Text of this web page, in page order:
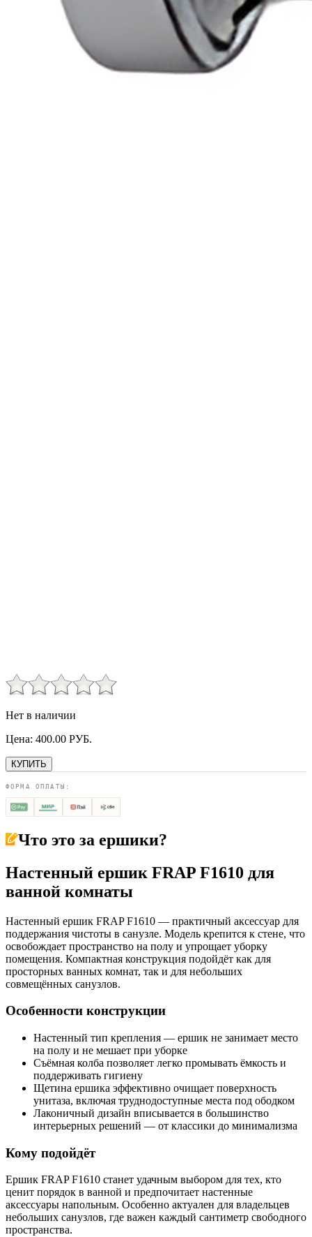
Нет в наличии
Цена: 400.00 РУБ.
КУПИТЬ
ФОРМА ОПЛАТЫ:
Что это за ершики?
Настенный ершик FRAP F1610 для
ванной комнаты
Настенный ершик FRAP F1610 — практичный аксессуар для
поддержания чистоты в санузле. Модель крепится к стене, что
освобождает пространство на полу и упрощает уборку
помещения. Компактная конструкция подойдёт как для
просторных ванных комнат, так и для небольших
совмещённых санузлов.
Особенности конструкции
Настенный тип крепления — ершик не занимает место
на полу и не мешает при уборке
Съёмная колба позволяет легко промывать ёмкость и
поддерживать гигиену
Щетина ершика эффективно очищает поверхность
унитаза, включая труднодоступные места под ободком
Лаконичный дизайн вписывается в большинство
интерьерных решений — от классики до минимализма
Кому подойдёт
Ершик FRAP F1610 станет удачным выбором для тех, кто
ценит порядок в ванной и предпочитает настенные
аксессуары напольным. Особенно актуален для владельцев
небольших санузлов, где важен каждый сантиметр свободного
пространства.